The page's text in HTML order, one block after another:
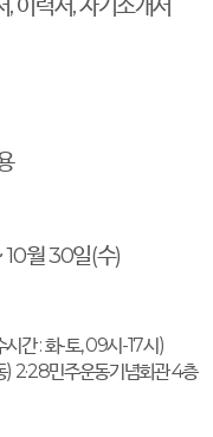
,이력서,자기소개서
10월30일(수)
시간:화-토, 09시 -17시 )
) 2·28민주운동기념회관4층